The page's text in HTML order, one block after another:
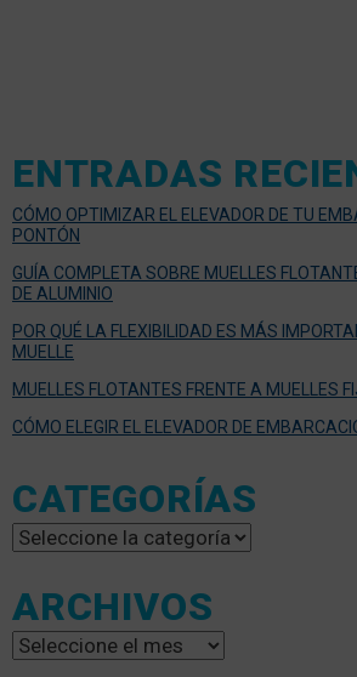
ENTRADAS
CÓMO OPTIMIZAR EL ELEVADOR DE TU
PONTÓN
GUÍA COMPLETA SOBRE MUELLES
DE ALUMINIO
POR QUÉ LA FLEXIBILIDAD ES MÁS
MUELLE
MUELLES FLOTANTES FRENTE A MUELLES
CÓMO ELEGIR EL ELEVADOR DE
CATEGORÍAS
Categorías
ARCHIVOS
Archivos